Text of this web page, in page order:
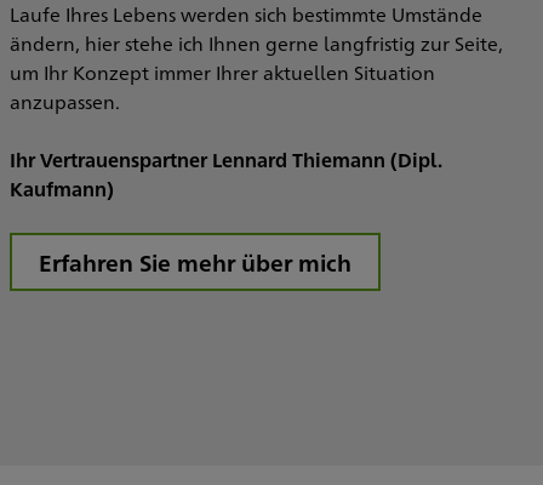
Laufe Ihres Lebens werden sich bestimmte Umstände
ändern, hier stehe ich Ihnen gerne langfristig zur Seite,
um Ihr Konzept immer Ihrer aktuellen Situation
anzupassen.
Ihr Vertrauenspartner Lennard Thiemann (Dipl.
Kaufmann)
Erfahren Sie mehr über mich